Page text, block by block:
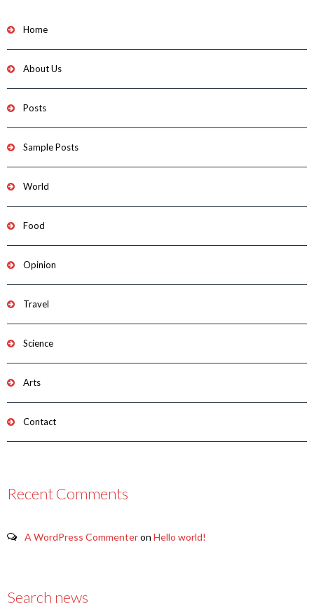
Home
About Us
Posts
Sample Posts
World
Food
Opinion
Travel
Science
Arts
Contact
Recent Comments
A WordPress Commenteron Hello world!
Search news